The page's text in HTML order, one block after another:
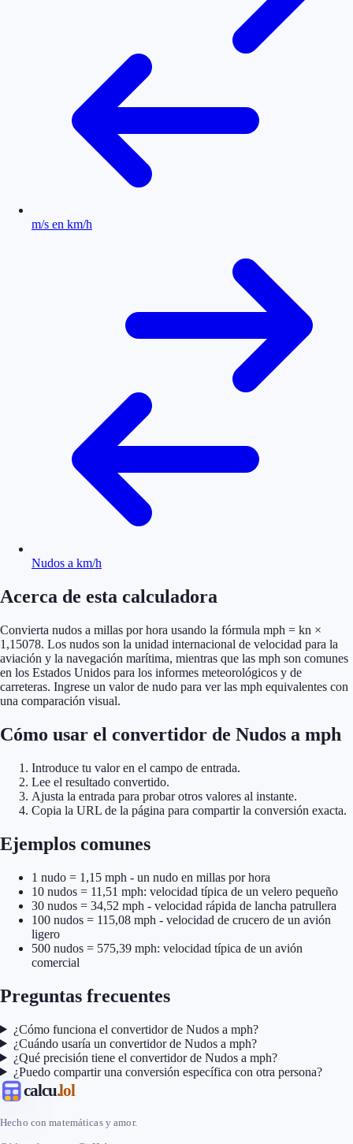
m/s en km/h
Nudos a km/h
Acerca de esta calculadora
Convierta nudos a millas por hora usando la fórmula mph = kn ×
1,15078. Los nudos son la unidad internacional de velocidad para la
aviación y la navegación marítima, mientras que las mph son comunes
en los Estados Unidos para los informes meteorológicos y de
carreteras. Ingrese un valor de nudo para ver las mph equivalentes con
una comparación visual.
Cómo usar el convertidor de Nudos a mph
Introduce tu valor en el campo de entrada.
Lee el resultado convertido.
Ajusta la entrada para probar otros valores al instante.
Copia la URL de la página para compartir la conversión exacta.
Ejemplos comunes
1 nudo = 1,15 mph - un nudo en millas por hora
10 nudos = 11,51 mph: velocidad típica de un velero pequeño
30 nudos = 34,52 mph - velocidad rápida de lancha patrullera
100 nudos = 115,08 mph - velocidad de crucero de un avión
ligero
500 nudos = 575,39 mph: velocidad típica de un avión
comercial
Preguntas frecuentes
¿Cómo funciona el convertidor de Nudos a mph?
¿Cuándo usaría un convertidor de Nudos a mph?
¿Qué precisión tiene el convertidor de Nudos a mph?
¿Puedo compartir una conversión específica con otra persona?
calcu.lol
Hecho con matemáticas y amor.